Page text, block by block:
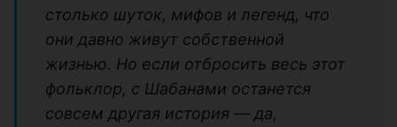
столько шуток, мифов и легенд, что
они давно живут собственной
жизнью. Но если отбросить весь этот
фольклор, с Шабанами останется
совсем другая история — да,